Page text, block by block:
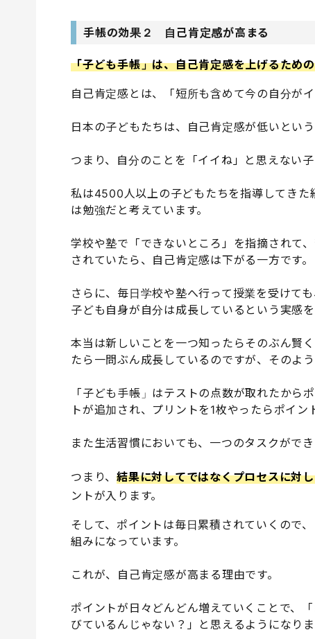
手帳の効果２ 自己肯定感が高まる
「子ども手帳」は、自己肯定感を上げるため
自己肯定感とは、「短所も含めて今の自分が
日本の子どもたちは、自己肯定感が低いとい
つまり、自分のことを「イイね」と思えない
私は4500人以上の子どもたちを指導してきた
は勉強だと考えています。
学校や塾で「できないところ」を指摘されて
されていたら、自己肯定感は下がる一方です。
さらに、毎日学校や塾へ行って授業を受けて
子ども自身が自分は成長しているという実感
本当は新しいことを一つ知ったらそのぶん賢
たら一問ぶん成長しているのですが、そのよ
「子ども手帳」はテストの点数が取れたから
トが追加され、プリントを1枚やったらポイン
また生活習慣においても、一つのタスクがで
つまり、 結果に対してではなくプロセスに対
ントが入ります。
そして、ポイントは毎日累積されていくので
組みになっています。
これが、自己肯定感が高まる理由です。
ポイントが日々どんどん増えていくことで、
びているんじゃない？」と思えるようになりま